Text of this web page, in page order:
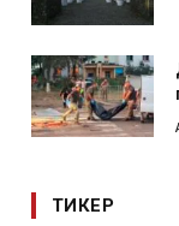
ТИКЕР